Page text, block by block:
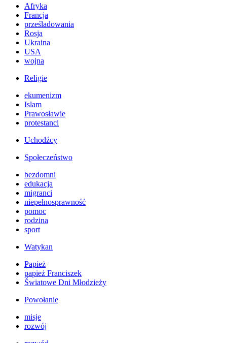
Afryka
Francja
prześladowania
Rosja
Ukraina
USA
wojna
Religie
ekumenizm
Islam
Prawosławie
protestanci
Uchodźcy
Społeczeństwo
bezdomni
edukacja
migranci
niepełnosprawność
pomoc
rodzina
sport
Watykan
Papież
papież Franciszek
Światowe Dni Młodzieży
Powołanie
misje
rozwój